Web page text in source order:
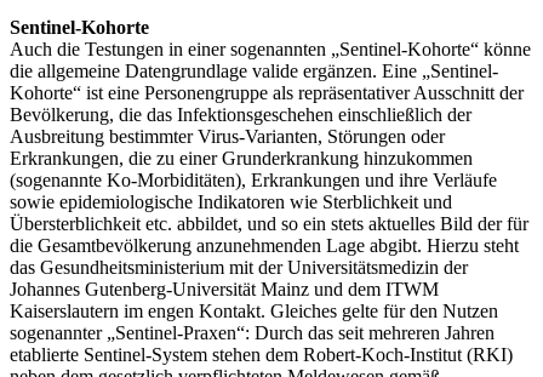
Sentinel-Kohorte
Auch die Testungen in einer sogenannten „Sentinel-Kohorte“ könne
die allgemeine Datengrundlage valide ergänzen. Eine „Sentinel-
Kohorte“ ist eine Personengruppe als repräsentativer Ausschnitt der
Bevölkerung, die das Infektionsgeschehen einschließlich der
Ausbreitung bestimmter Virus-Varianten, Störungen oder
Erkrankungen, die zu einer Grunderkrankung hinzukommen
(sogenannte Ko-Morbiditäten), Erkrankungen und ihre Verläufe
sowie epidemiologische Indikatoren wie Sterblichkeit und
Übersterblichkeit etc. abbildet, und so ein stets aktuelles Bild der für
die Gesamtbevölkerung anzunehmenden Lage abgibt. Hierzu steht
das Gesundheitsministerium mit der Universitätsmedizin der
Johannes Gutenberg-Universität Mainz und dem ITWM
Kaiserslautern im engen Kontakt. Gleiches gelte für den Nutzen
sogenannter „Sentinel-Praxen“: Durch das seit mehreren Jahren
etablierte Sentinel-System stehen dem Robert-Koch-Institut (RKI)